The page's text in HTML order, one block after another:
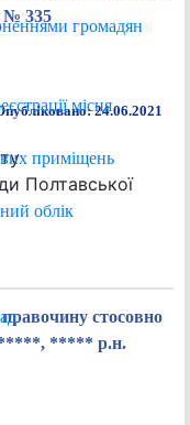
громадян
місця
приміщень
облік
№ 335
24.06.2021
Полтавської
стосовно
*****, ***** р.н.